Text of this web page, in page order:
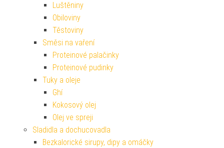
Luštěniny
Obiloviny
Těstoviny
Směsi na vaření
Proteinové palačinky
Proteinové pudinky
Tuky a oleje
Ghí
Kokosový olej
Olej ve spreji
Sladidla a dochucovadla
Bezkalorické sirupy, dipy a omáčky